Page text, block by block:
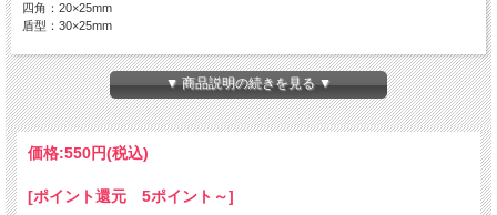
四角：20×25mm
盾型：30×25mm
●材質：真鍮
▼ 商品説明の続きを見る ▼
価格:550円(税込)
[ポイント還元 5ポイント～]